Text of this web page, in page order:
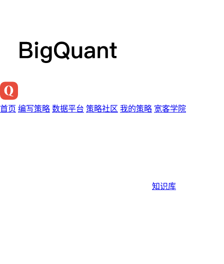
首页 编写策略 数据平台 策略社区 我的策略 宽客学院
知识库